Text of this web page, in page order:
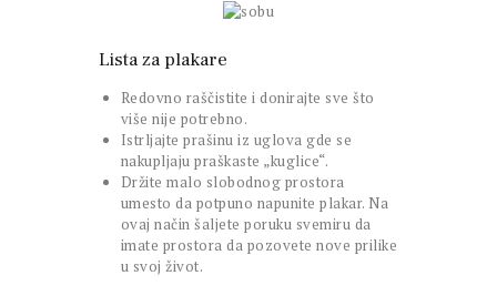
Lista za plakare
Redovno raščistite i donirajte sve što
više nije potrebno.
Istrljajte prašinu iz uglova gde se
nakupljaju praškaste „kuglice“.
Držite malo slobodnog prostora
umesto da potpuno napunite plakar. Na
ovaj način šaljete poruku svemiru da
imate prostora da pozovete nove prilike
u svoj život.